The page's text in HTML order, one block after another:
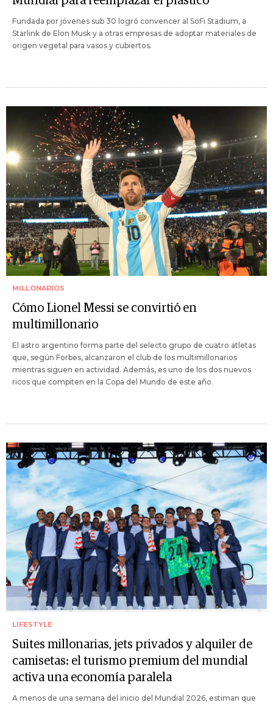
Fundada por jóvenes sub 30 logró convencer al SoFi Stadium, a
Starlink de Elon Musk y a otras empresas de adoptar materiales de
origen vegetal para vasos y cubiertos.
MILLONARIOS
Cómo Lionel Messi se convirtió en
multimillonario
El astro argentino forma parte del selecto grupo de cuatro atletas
que, según Forbes, alcanzaron el club de los multimillonarios
mientras siguen en actividad. Además, es uno de los dos nuevos
ricos que compiten en la Copa del Mundo de este año.
LIFESTYLE
Suites millonarias, jets privados y alquiler de
camisetas: el turismo premium del mundial
activa una economía paralela
A menos de una semana del inicio del Mundial 2026, estiman que